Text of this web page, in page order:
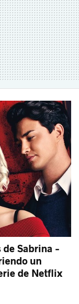
de Sabrina -
un
de Netflix